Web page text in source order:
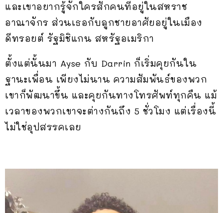
และเขาอยากรู้จักใครสักคนที่อยู่ในสหราช
อาณาจักร ส่วนเธอกับลูกชายอาศัยอยู่ในเมือง
ดีทรอยต์ รัฐมิชิแกน สหรัฐอเมริกา
ตั้งแต่นั้นมา Ayse กับ Darrin ก็เริ่มคุยกันใน
ฐานะเพื่อน เพียงไม่นาน ความสัมพันธ์ของพวก
เขาก็พัฒนาขึ้น และคุยกันทางโทรศัพท์ทุกคืน แม้
เวลาของพวกเขาจะต่างกันถึง 5 ชั่วโมง แต่เรื่องนี้
ไม่ใช่อุปสรรคเลย